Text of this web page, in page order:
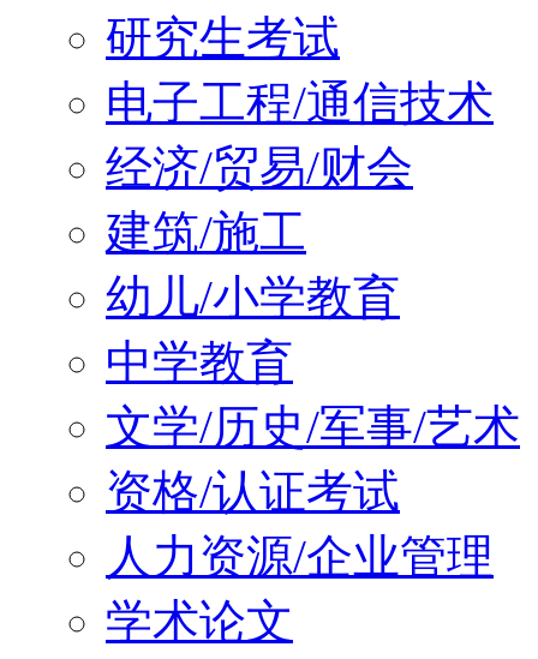
研究生考试
电子工程/通信技术
经济/贸易/财会
建筑/施工
幼儿/小学教育
中学教育
文学/历史/军事/艺术
资格/认证考试
人力资源/企业管理
学术论文